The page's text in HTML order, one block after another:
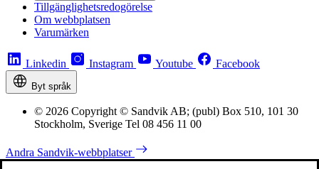
Tillgänglighetsredogörelse
Om webbplatsen
Varumärken
Linkedin Instagram Youtube Facebook
Byt språk
© 2026 Copyright © Sandvik AB; (publ) Box 510, 101 30
Stockholm, Sverige Tel 08 456 11 00
Andra Sandvik-webbplatser